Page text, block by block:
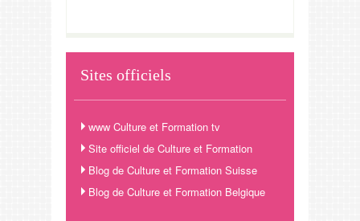
Sites officiels
www Culture et Formation tv
Site officiel de Culture et Formation
Blog de Culture et Formation Suisse
Blog de Culture et Formation Belgique